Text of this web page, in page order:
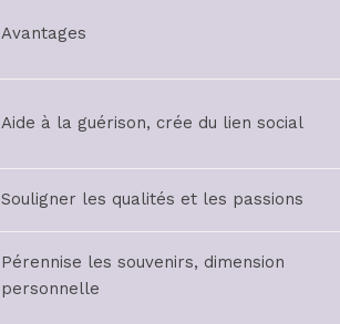
Avantages
Aide à la guérison, crée du lien social
Souligner les qualités et les passions
Pérennise les souvenirs, dimension
personnelle